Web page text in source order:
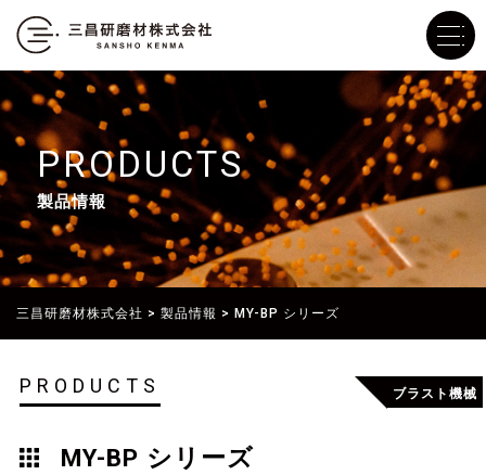
PRODUCTS
製品情報
三昌研磨材株式会社 > 製品情報 > MY-BP シリーズ
PRODUCTS
MY-BP シリーズ
ブラスト機械